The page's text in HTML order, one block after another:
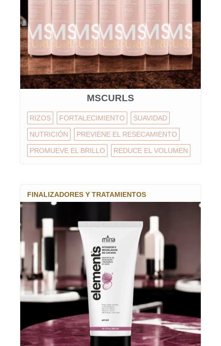
MSCURLS
RIZOS FORTALECIMIENTO SUAVIDAD
NUTRICIÓN PREVIENE EL RESECAMIENTO
PROMUEVE EL BRILLO REDUCE EL VOLUMEN
FINALIZADORES Y TRATAMIENTOS